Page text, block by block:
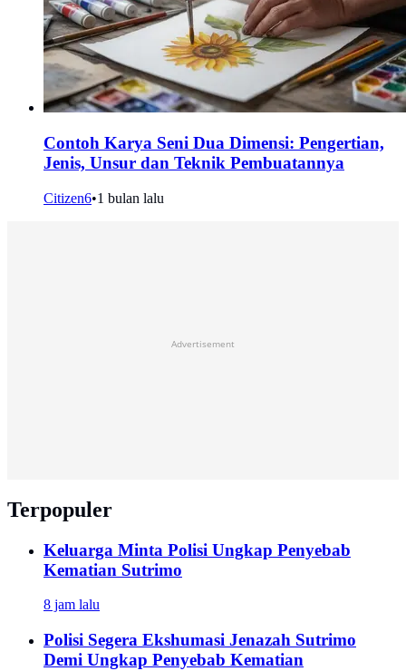
Contoh Karya Seni Dua Dimensi: Pengertian,
Jenis, Unsur dan Teknik Pembuatannya
Citizen6•1 bulan lalu
Advertisement
Terpopuler
Keluarga Minta Polisi Ungkap Penyebab
Kematian Sutrimo
8 jam lalu
Polisi Segera Ekshumasi Jenazah Sutrimo
Demi Ungkap Penyebab Kematian